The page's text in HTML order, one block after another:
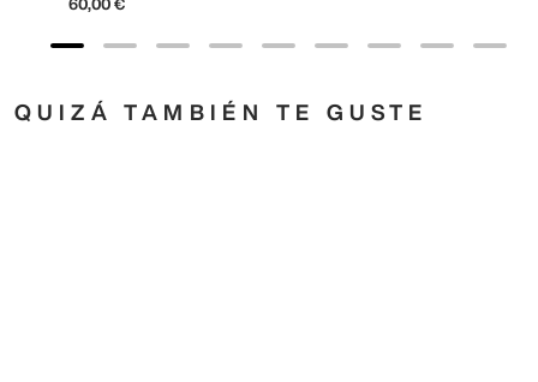
60,00 €
QUIZÁ TAMBIÉN TE GUSTE